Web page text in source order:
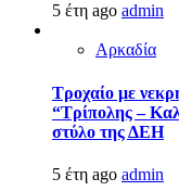
5 έτη ago admin
Αρκαδία
Τροχαίο με
“Τρίπολης –
στύλο της ΔΕΗ
5 έτη ago admin